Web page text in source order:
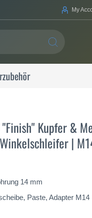
My
SEARCH
Kupfer &
|
14 mm
Paste, Adapter M14